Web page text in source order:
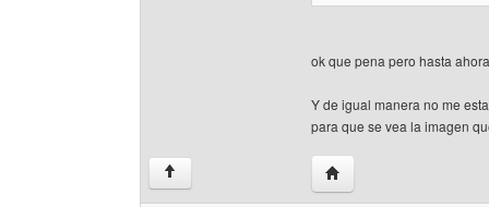
ok que pena pero hasta
Y de igual manera no me
para que se vea la imagen
↑ Visitar sitio web del